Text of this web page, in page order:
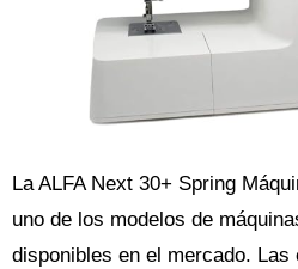
La ALFA Next 30+ Spring
uno de los modelos de
disponibles en el mercado.